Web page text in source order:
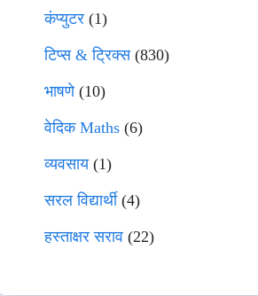
कंप्युटर (1)
टिप्स & ट्रिक्स(830)
भाषणे(10)
वेदिक Maths (6)
व्यवसाय(1)
सरल विद्यार्थी(4)
हस्ताक्षर सराव (22)